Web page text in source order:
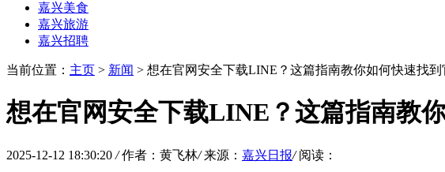
嘉兴美食
嘉兴旅游
嘉兴招聘
当前位置： 主页 > 新闻 > 想在官网安全下载LINE？这篇指南教你如何快速找到
想在官网安全下载LINE？这篇指南教
2025-12-12 18:30:20 / 作者：黄飞林/ 来源： 嘉兴日报/ 阅读：